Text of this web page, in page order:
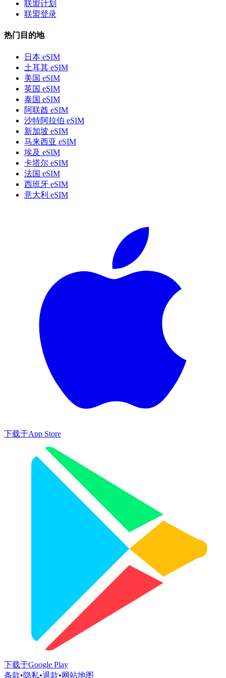
联盟计划
联盟登录
热门目的地
日本 eSIM
土耳其 eSIM
美国 eSIM
英国 eSIM
泰国 eSIM
阿联酋 eSIM
沙特阿拉伯 eSIM
新加坡 eSIM
马来西亚 eSIM
埃及 eSIM
卡塔尔 eSIM
法国 eSIM
西班牙 eSIM
意大利 eSIM
下载于App Store
下载于Google Play
条款•隐私•退款•网站地图